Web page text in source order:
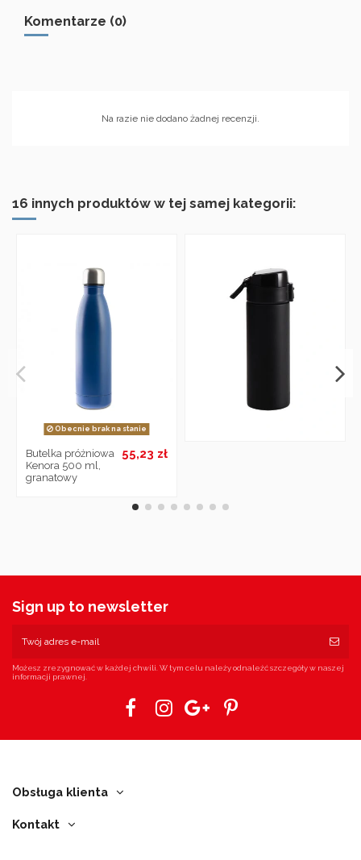
Komentarze (0)
Na razie nie dodano żadnej recenzji.
16 innych produktów w tej samej kategorii:
Obecnie brak na stanie
Butelka próżniowa
Kenora 500 ml,
granatowy
55,23 zł
Sign up to newsletter
Możesz zrezygnować w każdej chwili. W tym celu należy odnaleźć szczegóły w naszej
informacji prawnej.
Obsługa klienta
Kontakt